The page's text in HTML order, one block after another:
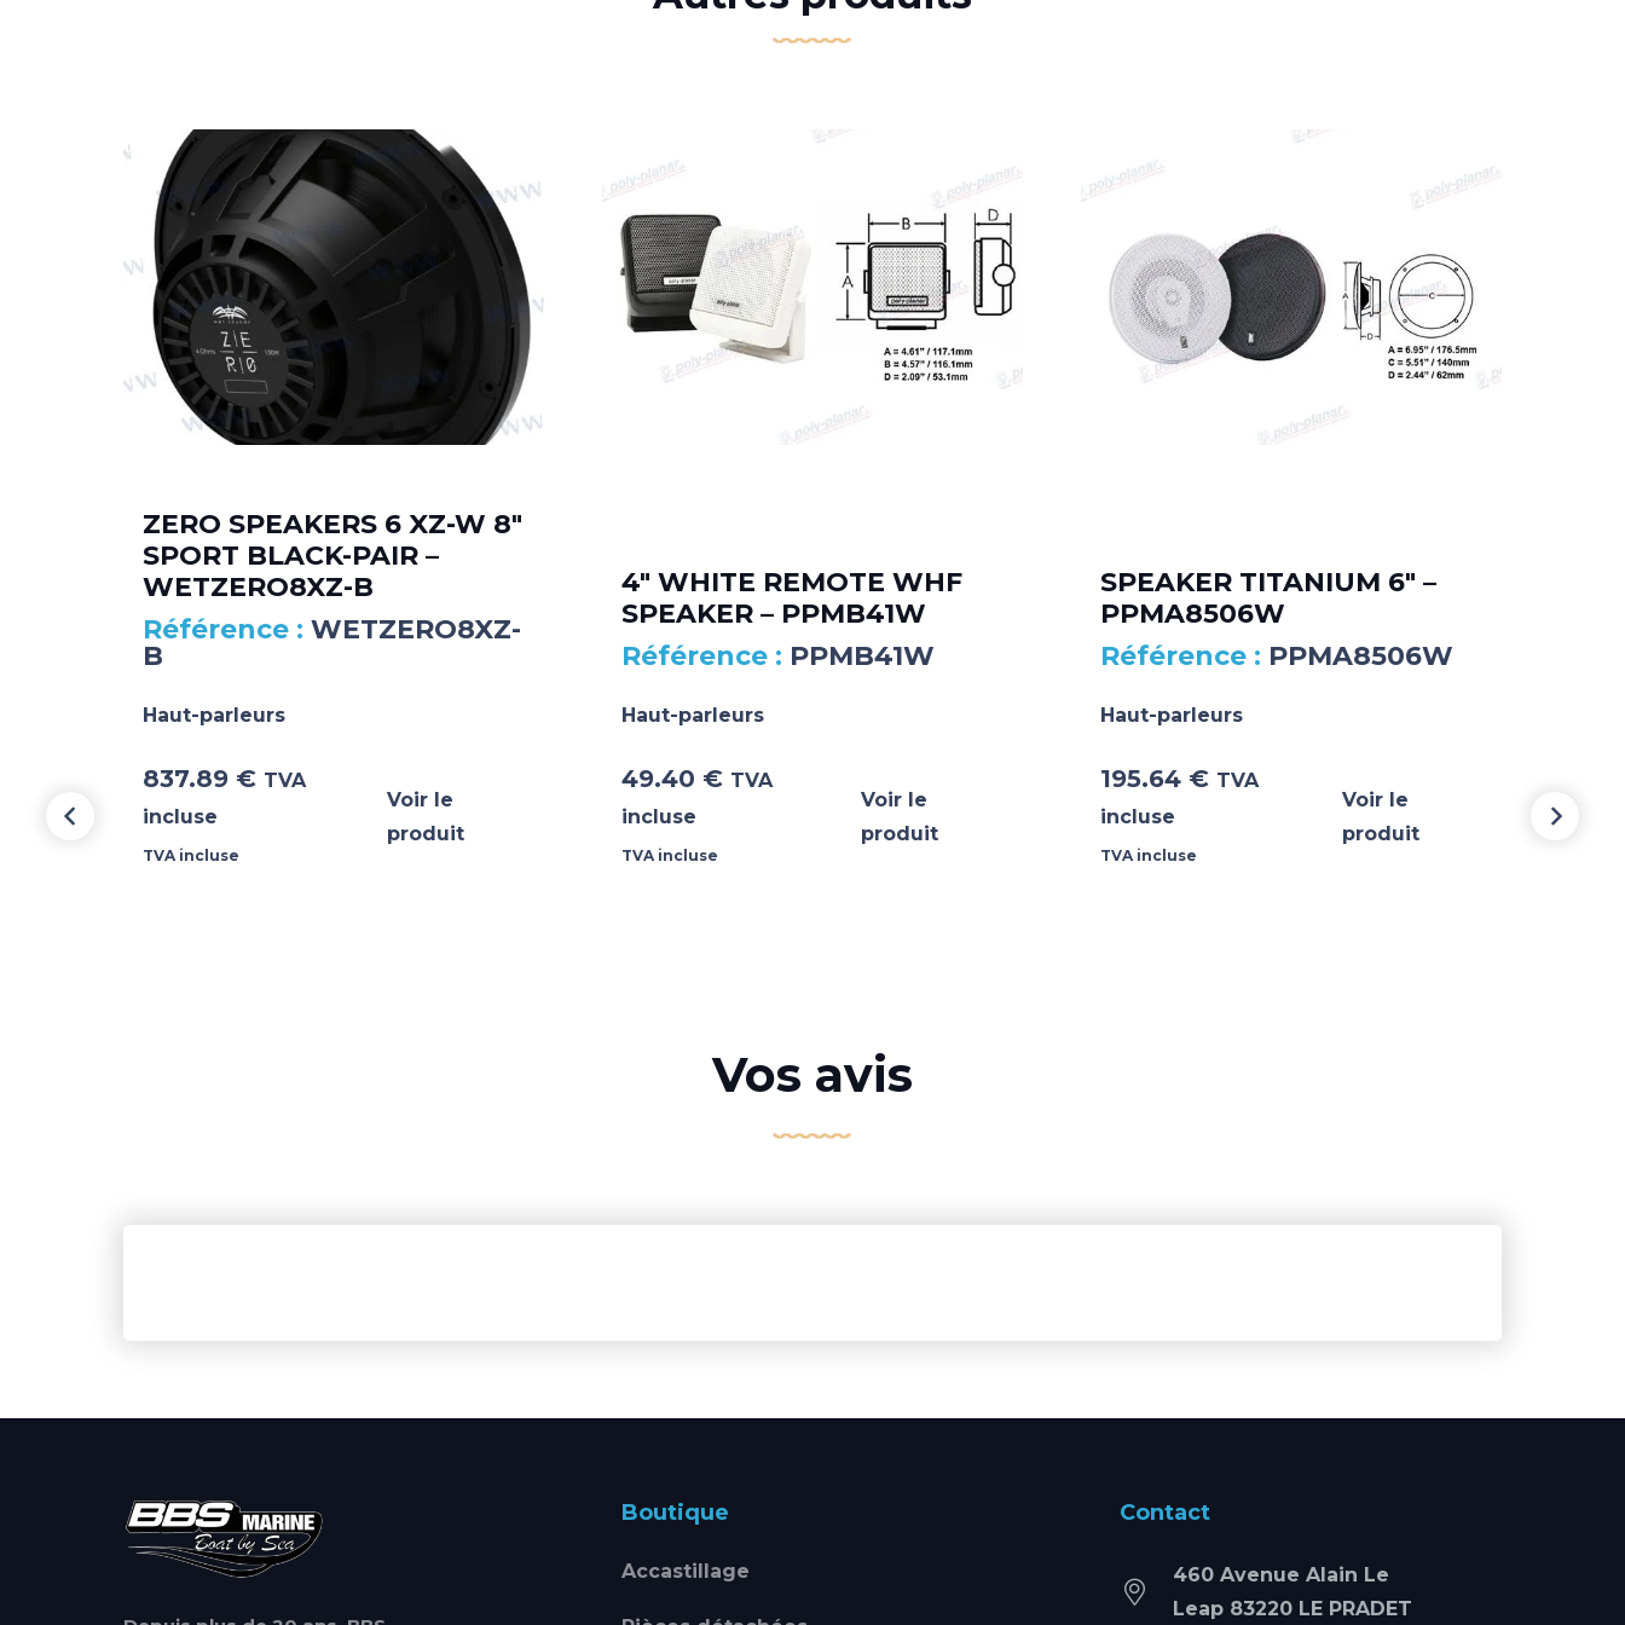
ZERO SPEAKERS 6 XZ-W 8″
SPORT BLACK-PAIR –
WETZERO8XZ-B
WETZERO8XZ-
B
Haut-parleurs
837.89 € TVA
incluse
TVA incluse
Voir le
produit
4″ WHITE REMOTE WHF
SPEAKER – PPMB41W
PPMB41W
Haut-parleurs
49.40 € TVA
incluse
TVA incluse
Voir le
produit
SPEAKER TITANIUM 6″ –
PPMA8506W
PPMA8506W
Haut-parleurs
195.64 € TVA
incluse
TVA incluse
Voir le
produit
Vos avis
Boutique
Accastillage
Contact
460 Avenue Alain Le
Leap 83220 LE PRADET